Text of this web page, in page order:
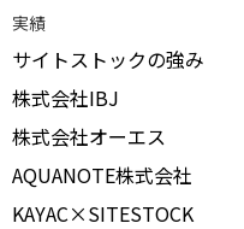
実績
サイトストックの強み
株式会社IBJ
株式会社オーエス
AQUANOTE株式会社
KAYAC×SITESTOCK